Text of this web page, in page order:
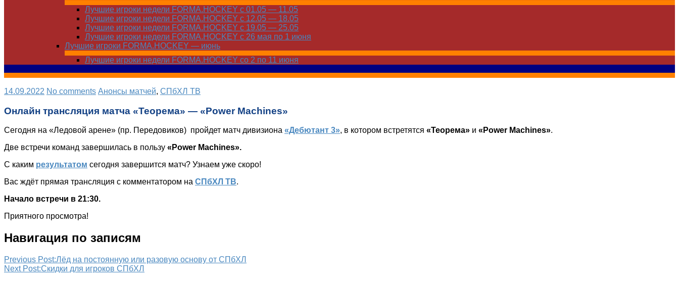
Лучшие игроки недели FORMA.HOCKEY с 01.05 — 11.05
Лучшие игроки недели FORMA.HOCKEY с 12.05 — 18.05
Лучшие игроки недели FORMA.HOCKEY с 19.05 — 25.05
Лучшие игроки недели FORMA.HOCKEY с 26 мая по 1 июня
Лучшие игроки FORMA.HOCKEY — июнь
Лучшие игроки недели FORMA.HOCKEY со 2 по 11 июня
14.09.2022 No comments Анонсы матчей, СПбХЛ ТВ
Онлайн трансляция матча «Теорема» — «Power Machines»
Сегодня на «Ледовой арене» (пр. Передовиков) пройдет матч дивизиона «Дебютант 3», в котором встретятся «Теорема» и «Power Machines».
Две встречи команд завершилась в пользу «Power Machines».
С каким результатом сегодня завершится матч? Узнаем уже скоро!
Вас ждёт прямая трансляция с комментатором на СПбХЛ ТВ.
Начало встречи в 21:30.
Приятного просмотра!
Навигация по записям
Previous Post:Лёд на постоянную или разовую основу от СПбХЛ
Next Post:Скидки для игроков СПбХЛ